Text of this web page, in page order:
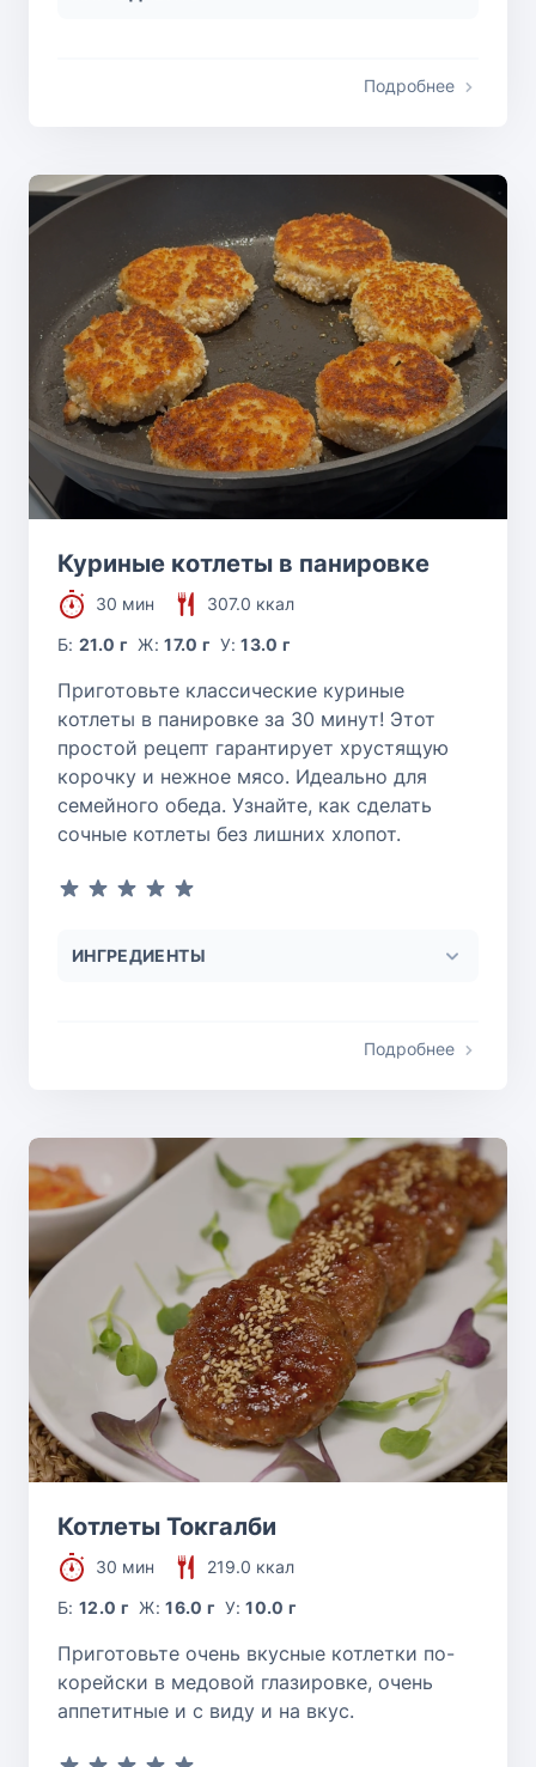
Подробнее
Куриные котлеты в панировке
30 мин
307.0 ккал
Б:21.0 г Ж:17.0 г У:13.0 г
Приготовьте классические куриные
котлеты в панировке за 30 минут! Этот
простой рецепт гарантирует хрустящую
корочку и нежное мясо. Идеально для
семейного обеда. Узнайте, как сделать
сочные котлеты без лишних хлопот.
ИНГРЕДИЕНТЫ
Подробнее
Котлеты Токгалби
30 мин
219.0 ккал
Б:12.0 г Ж:16.0 г У:10.0 г
Приготовьте очень вкусные котлетки по-
корейски в медовой глазировке, очень
аппетитные и с виду и на вкус.